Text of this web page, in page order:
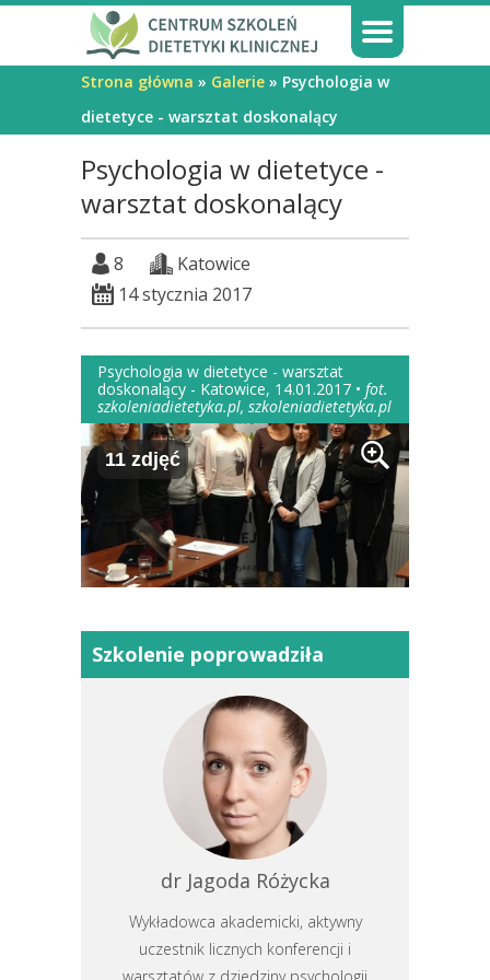
Strona główna » Galerie » Psychologia w
dietetyce - warsztat doskonalący
Psychologia w dietetyce -
warsztat doskonalący
8
Katowice
14 stycznia 2017
Psychologia w dietetyce - warsztat
doskonalący - Katowice, 14.01.2017 • fot.
szkoleniadietetyka.pl, szkoleniadietetyka.pl
11 zdjęć
Szkolenie poprowadziła
dr Jagoda Różycka
Wykładowca akademicki, aktywny
uczestnik licznych konferencji i